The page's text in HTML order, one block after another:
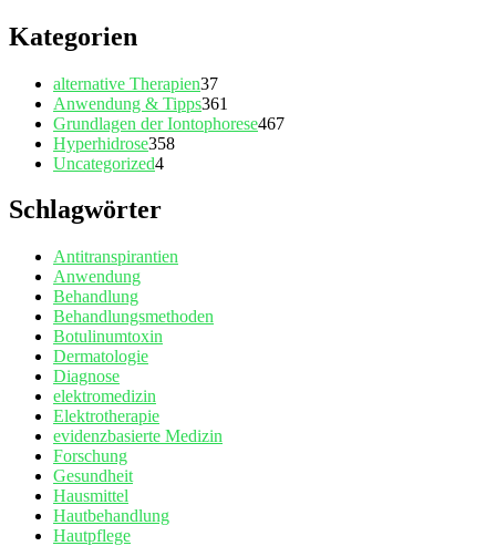
Kategorien
alternative Therapien37
Anwendung & Tipps361
Grundlagen der Iontophorese467
Hyperhidrose358
Uncategorized4
Schlagwörter
Antitranspirantien
Anwendung
Behandlung
Behandlungsmethoden
Botulinumtoxin
Dermatologie
Diagnose
elektromedizin
Elektrotherapie
evidenzbasierte Medizin
Forschung
Gesundheit
Hausmittel
Hautbehandlung
Hautpflege